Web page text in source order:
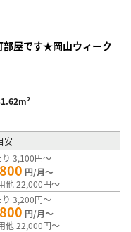
屋です★岡山ウィーク
安
り 3,100円～
円/月～
他 22,000円～
り 3,200円～
円/月～
他 22,000円～